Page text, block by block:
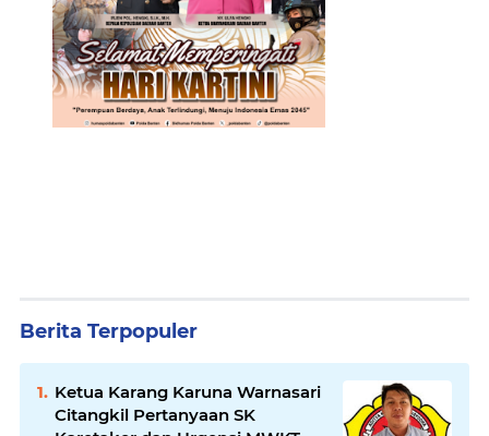
Berita Terpopuler
Ketua Karang Karuna Warnasari
Citangkil Pertanyaan SK